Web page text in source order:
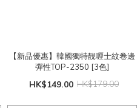
【新品優惠】韓國獨特靚喱士紋卷邊
彈性TOP-2350 [3色]
HK$149.00 HK$179.00